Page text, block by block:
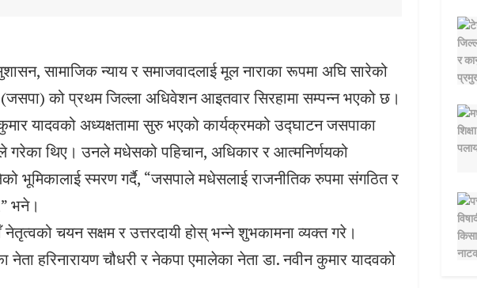
सामाजिक न्याय र समाजवादलाई मूल नाराका रूपमा अघि सारेको
(जसपा) को प्रथम जिल्ला अधिवेशन आइतवार सिरहामा सम्पन्न भएको छ।
यादवको अध्यक्षतामा सुरु भएको कार्यक्रमको उद्घाटन जसपाका
गरेका थिए। उनले मधेसको पहिचान, अधिकार र आत्मनिर्णयको
भूमिकालाई स्मरण गर्दै, “जसपाले मधेसलाई राजनीतिक रुपमा संगठित र
भने।
नेतृत्वको चयन सक्षम र उत्तरदायी होस् भन्ने शुभकामना व्यक्त गरे।
हरिनारायण चौधरी र नेकपा एमालेका नेता डा. नवीन कुमार यादवको